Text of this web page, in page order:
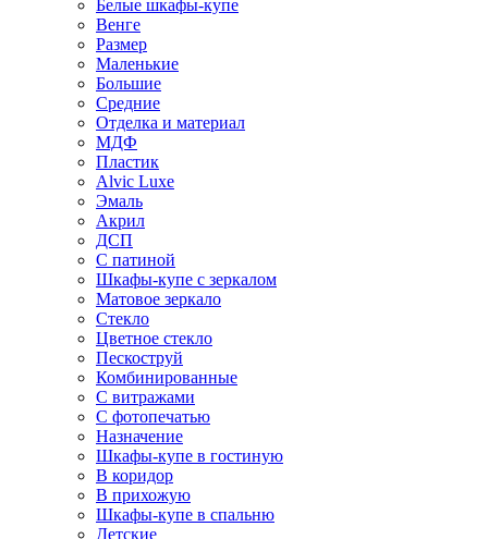
Белые шкафы-купе
Венге
Размер
Маленькие
Большие
Средние
Отделка и материал
МДФ
Пластик
Alvic Luxe
Эмаль
Акрил
ДСП
С патиной
Шкафы-купе с зеркалом
Матовое зеркало
Стекло
Цветное стекло
Пескоструй
Комбинированные
С витражами
С фотопечатью
Назначение
Шкафы-купе в гостиную
В коридор
В прихожую
Шкафы-купе в спальню
Детские